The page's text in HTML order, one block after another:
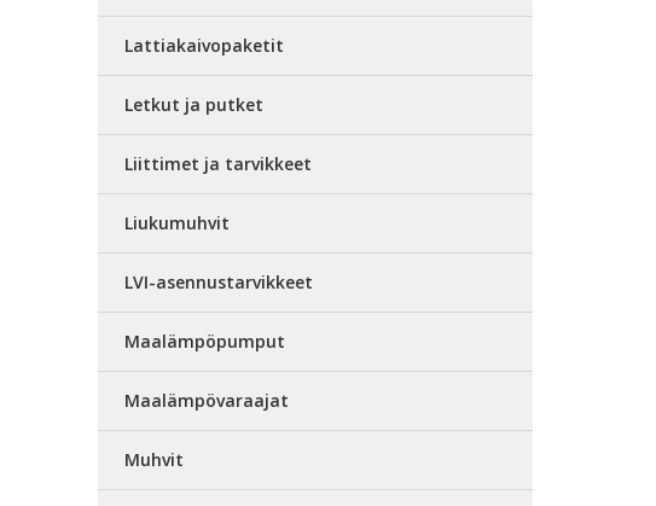
Lattiakaivopaketit
Letkut ja putket
Liittimet ja tarvikkeet
Liukumuhvit
LVI-asennustarvikkeet
Maalämpöpumput
Maalämpövaraajat
Muhvit